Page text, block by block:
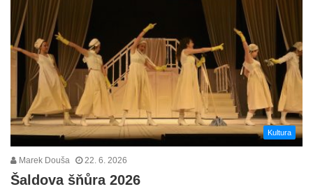
Kultura
Marek Douša 22. 6. 2026
Šaldova šňůra 2026